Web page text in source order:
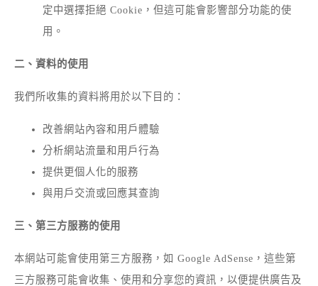
定中選擇拒絕 Cookie，但這可能會影響部分功能的使
用。
二、資料的使用
我們所收集的資料將用於以下目的：
改善網站內容和用戶體驗
分析網站流量和用戶行為
提供更個人化的服務
與用戶交流或回應其查詢
三、第三方服務的使用
本網站可能會使用第三方服務，如 Google AdSense，這些第
三方服務可能會收集、使用和分享您的資訊，以便提供廣告及